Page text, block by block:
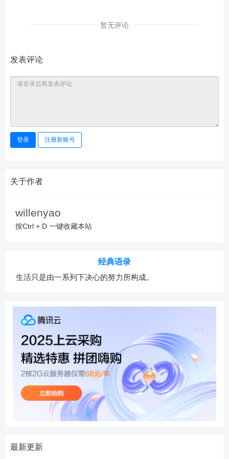
暂无评论
发表评论
登录 注册新账号
关于作者
willenyao
按Ctrl + D 一键收藏本站
经典语录
生活只是由一系列下决心的努力所构成。
最新更新